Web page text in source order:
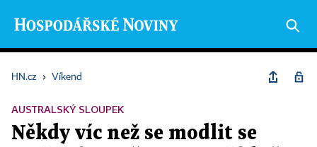
HN.cz › Víkend
AUSTRALSKÝ SLOUPEK
Někdy víc než se modlit se